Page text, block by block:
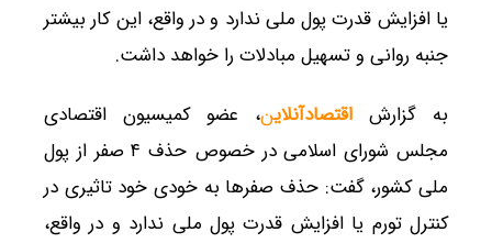
یا افزایش قدرت پول ملی ندارد و در واقع، این کار بیشتر
جنبه روانی و تسهیل مبادلات را خواهد داشت.
به گزارش اقتصادآنلاین، عضو کمیسیون اقتصادی
مجلس شورای اسلامی در خصوص حذف ۴ صفر از پول
ملی کشور، گفت: حذف صفر‌ها به خودی خود تاثیری در
کنترل تورم یا افزایش قدرت پول ملی ندارد و در واقع،